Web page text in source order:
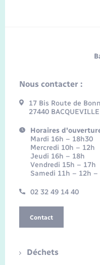
Nous contacter :
17 Bis Route de
27440 BACQUEVILLE
Horaires
Mardi 16h – 18h30
Mercredi 10h – 12h
Jeudi 16h – 18h
Vendredi 15h – 17h
Samedi 11h – 12h
02 32 49 14 40
Contact
Déchets